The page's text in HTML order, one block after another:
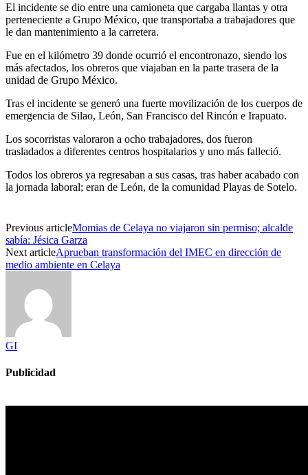
El incidente se dio entre una camioneta que cargaba llantas y otra
perteneciente a Grupo México, que transportaba a trabajadores que
le dan mantenimiento a la carretera.
Fue en el kilómetro 39 donde ocurrió el encontronazo, siendo los
más afectados, los obreros que viajaban en la parte trasera de la
unidad de Grupo México.
Tras el incidente se generó una fuerte movilización de los cuerpos de
emergencia de Silao, León, San Francisco del Rincón e Irapuato.
Los socorristas valoraron a ocho trabajadores, dos fueron
trasladados a diferentes centros hospitalarios y uno más falleció.
Todos los obreros ya regresaban a sus casas, tras haber acabado con
la jornada laboral; eran de León, de la comunidad Playas de Sotelo.
Previous articleMomias de Celaya no viajaron sin permiso; alcalde
sabía: Jésica Garza
Next articleAprueban transformación del IMEC en dirección de
medio ambiente en Celaya
GI
Publicidad